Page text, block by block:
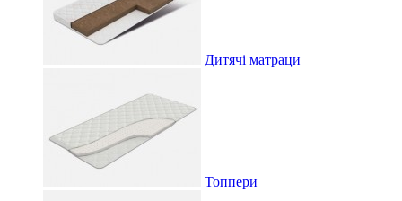
Дитячі матраци
Топпери